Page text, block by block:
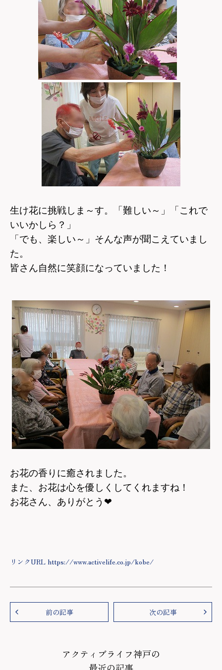
生け花に挑戦しま～す。「難しい～」「これで
いいかしら？」
「でも、楽しい～」そんな声が聞こえていまし
た。
皆さん自然に笑顔になっていました！
お花の香りに癒されました。
また、お花は心を優しくしてくれますね！
お花さん、ありがとう❤
リンクURL https://www.activelife.co.jp/kobe/
前の記事 次の記事
アクティブライフ神戸の